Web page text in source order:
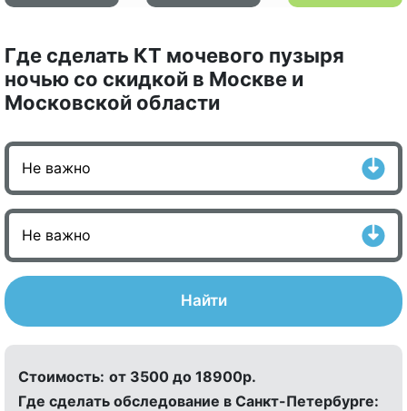
Где сделать КТ мочевого пузыря
ночью со скидкой в Москве и
Московской области
Найти
Стоимость: от 3500 до 18900р.
Где сделать обследование в Санкт-Петербурге: